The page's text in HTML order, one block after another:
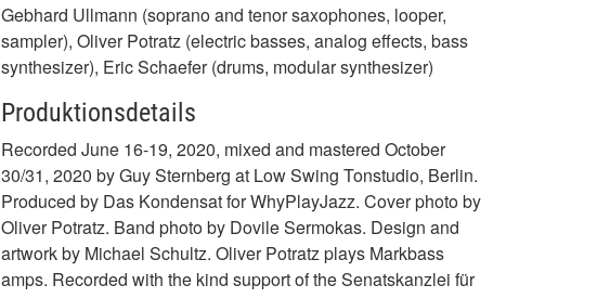
Gebhard Ullmann (soprano and tenor saxophones, looper,
sampler), Oliver Potratz (electric basses, analog effects, bass
synthesizer), Eric Schaefer (drums, modular synthesizer)
Produktionsdetails
Recorded June 16-19, 2020, mixed and mastered October
30/31, 2020 by Guy Sternberg at Low Swing Tonstudio, Berlin.
Produced by Das Kondensat for WhyPlayJazz. Cover photo by
Oliver Potratz. Band photo by Dovile Sermokas. Design and
artwork by Michael Schultz. Oliver Potratz plays Markbass
amps. Recorded with the kind support of the Senatskanzlei für